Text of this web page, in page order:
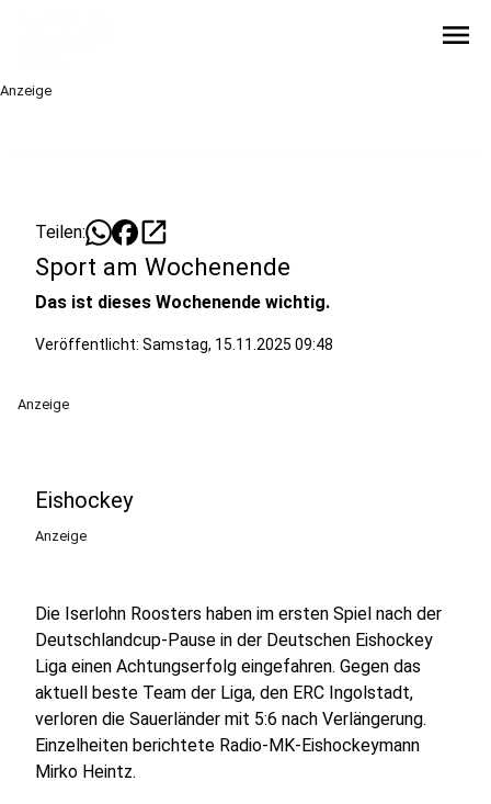
menu
Anzeige
Teilen: open_in_new
Sport am Wochenende
Das ist dieses Wochenende wichtig.
Veröffentlicht: Samstag, 15.11.2025 09:48
Anzeige
Eishockey
Anzeige
Die Iserlohn Roosters haben im ersten Spiel nach der
Deutschlandcup-Pause in der Deutschen Eishockey
Liga einen Achtungserfolg eingefahren. Gegen das
aktuell beste Team der Liga, den ERC Ingolstadt,
verloren die Sauerländer mit 5:6 nach Verlängerung.
Einzelheiten berichtete Radio-MK-Eishockeymann
Mirko Heintz.